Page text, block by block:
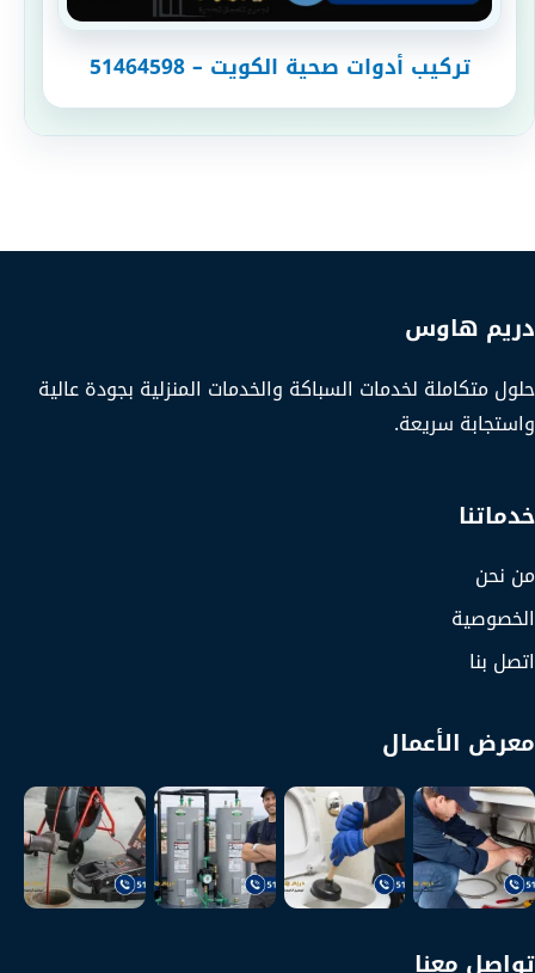
تركيب أدوات صحية الكويت – 51464598
دريم هاوس
حلول متكاملة لخدمات السباكة والخدمات المنزلية بجودة عالية
واستجابة سريعة.
خدماتنا
من نحن
الخصوصية
اتصل بنا
معرض الأعمال
تواصل معنا